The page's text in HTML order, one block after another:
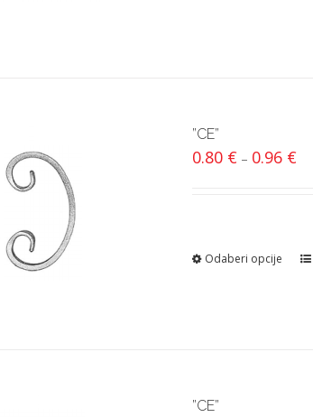
”CE”
0.80 € – 0.96 €
Odaberi opcije
”CE”